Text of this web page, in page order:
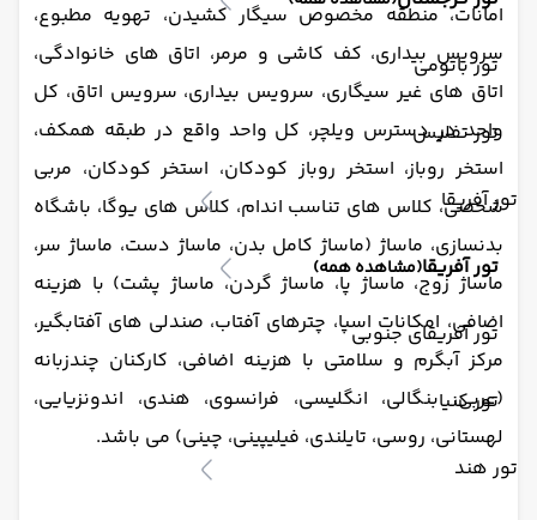
تور باتومی
تور تفلیس
تور آفریقا
تور آفریقا(مشاهده همه)
تور آفریقای جنوبی
تور کنیا
تور هند
امانات، منطقه مخصوص سیگار کشیدن، تهویه مطبوع،
سرویس بیداری، کف کاشی و مرمر، اتاق های خانوادگی،
اتاق های غیر سیگاری، سرویس بیداری، سرویس اتاق، کل
واحد در دسترس ویلچر، کل واحد واقع در طبقه همکف،
استخر روباز، استخر روباز کودکان، استخر کودکان، مربی
شخصی، کلاس های تناسب اندام، کلاس های یوگا، باشگاه
بدنسازی، ماساژ (ماساژ کامل بدن، ماساژ دست، ماساژ سر،
ماساژ زوج، ماساژ پا، ماساژ گردن، ماساژ پشت) با هزینه
اضافی، امکانات اسپا، چترهای آفتاب، صندلی های آفتابگیر،
مرکز آبگرم و سلامتی با هزینه اضافی، کارکنان چندزبانه
(عربی، بنگالی، انگلیسی، فرانسوی، هندی، اندونزیایی،
لهستانی، روسی، تایلندی، فیلیپینی، چینی) می باشد.